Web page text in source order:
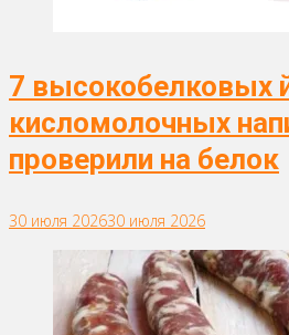
7 высокобелковых
кисломолочных
проверили на белок
30 июля 202630 июля 2026